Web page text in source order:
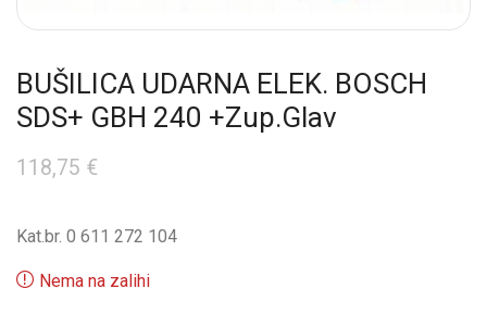
BUŠILICA UDARNA ELEK. BOSCH
SDS+ GBH 240 +Zup.Glav
118,75 €
Kat.br. 0 611 272 104
Nema na zalihi